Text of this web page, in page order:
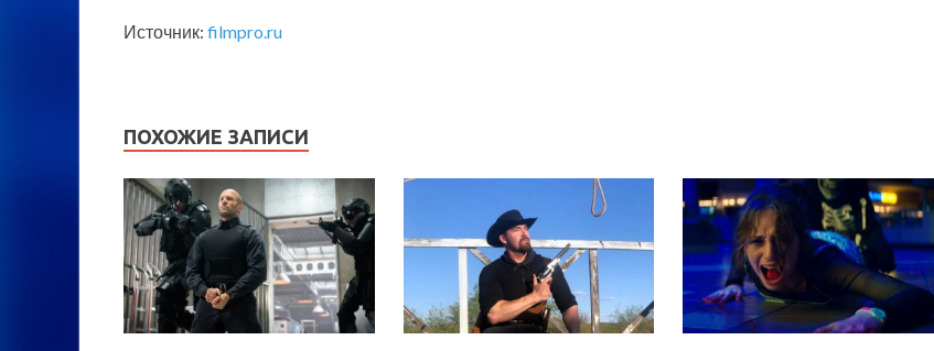
Источник: filmpro.ru
ПОХОЖИЕ ЗАПИСИ